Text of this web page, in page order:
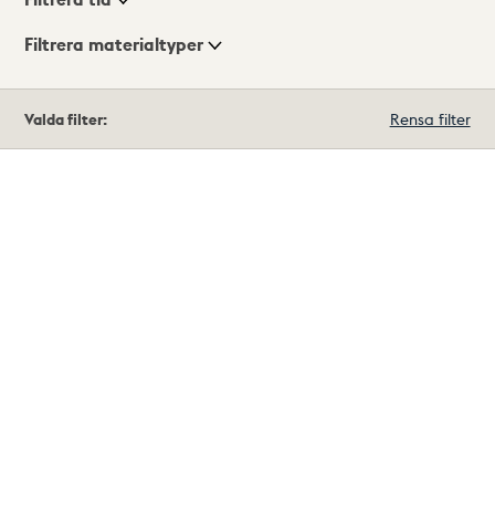
Visningsläge
Filtrera materialtyper
träffar
Valda filter: Rensa filter